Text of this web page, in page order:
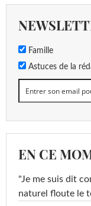
Famille
Astuces de la
EN CE
"Je me suis dit
naturel floute le